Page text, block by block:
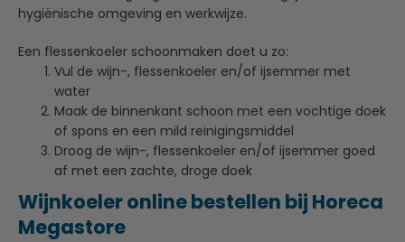
hygiënische omgeving en werkwijze.
Een flessenkoeler schoonmaken doet u zo:
Vul de wijn-, flessenkoeler en/of ijsemmer met
water
Maak de binnenkant schoon met een vochtige doek
of spons en een mild reinigingsmiddel
Droog de wijn-, flessenkoeler en/of ijsemmer goed
af met een zachte, droge doek
Wijnkoeler online bestellen bij Horeca
Megastore